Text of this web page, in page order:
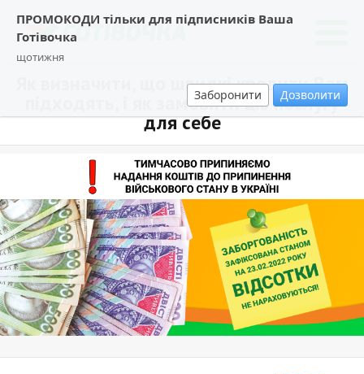
ПРОМОКОДИ тільки для підписників Ваша
Готівочка
щотижня
Заборонити Дозволити
Як визначити, що швидкі кредити Вам
підходять, і як замовити цю послугу
для себе